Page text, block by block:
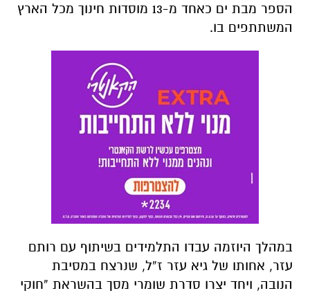
הספר מבת ים כאחד מ-13 מוסדות חינוך מכל הארץ
המשתתפים בו.
במהלך היוזמה עבדו התלמידים בשיתוף עם רותם
עזר, אחותו של גיא עזר ז”ל, שנרצח במסיבת
הנובה, ויחד יצרו סדרת שומרי מסך בהשראת “חוקי